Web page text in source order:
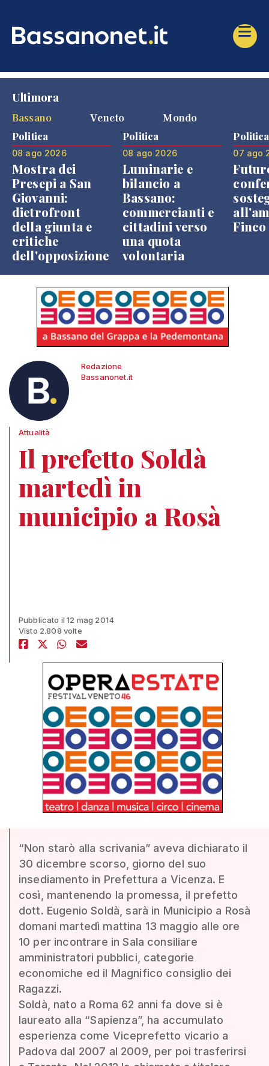
Ultimora
Bassano
Veneto Mondo
Politica
08 ago 2026
Mostra dei
Presepi a San
Giovanni:
dietrofront
della giunta e
critiche
dell'opposizione
Politica
08 ago 2026
Luminarie e
bilancio a
Bassano:
commercianti e
cittadini verso
una quota
volontaria
Politica
07 ago
Finco
Redazione
Bassanonet.it
Attualità
Il prefetto Soldà
martedì in
municipio a Rosà
Pubblicato il 12 mag 2014
Visto 2.808 volte
“Non starò alla scrivania” aveva dichiarato il
30 dicembre scorso, giorno del suo
insediamento in Prefettura a Vicenza. E
così, mantenendo la promessa, il prefetto
dott. Eugenio Soldà, sarà in Municipio a Rosà
domani martedì mattina 13 maggio alle ore
10 per incontrare in Sala consiliare
amministratori pubblici, categorie
economiche ed il Magnifico consiglio dei
Ragazzi.
Soldà, nato a Roma 62 anni fa dove si è
laureato alla “Sapienza”, ha accumulato
esperienza come Viceprefetto vicario a
Padova dal 2007 al 2009, per poi trasferirsi